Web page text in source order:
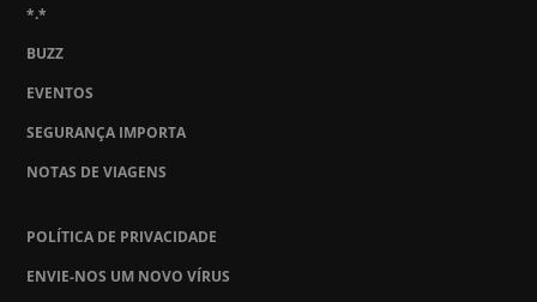
*.*
BUZZ
EVENTOS
SEGURANÇA IMPORTA
NOTAS DE VIAGENS
POLÍTICA DE PRIVACIDADE
ENVIE-NOS UM NOVO VÍRUS